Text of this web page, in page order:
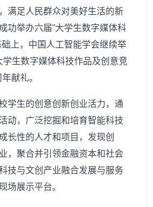
满足人民群众对美好生活的新
功举办六届"大学生数字媒体科
上，中国人工智能学会继续举
生数字媒体科技作品及创意竞
献礼。
学生的创意创新创业活力，通
动，广泛挖掘和培育智能科技
长性的人才和项目，发现创
，聚合并引领金融资本和社会
技与文创产业融合发展与服务
场展示平台。